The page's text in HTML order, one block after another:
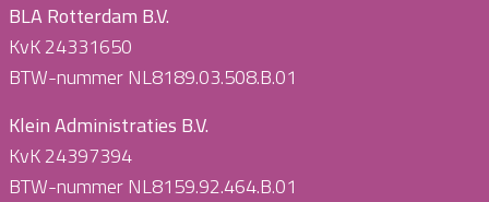
BLA Rotterdam B.V.
KvK 24331650
BTW-nummer NL8189.03.508.B.01
Klein Administraties B.V.
KvK 24397394
BTW-nummer NL8159.92.464.B.01